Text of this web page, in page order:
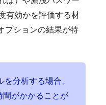
有効かを評価する材
プションの結果が特
分析する場合、
間がかかることが